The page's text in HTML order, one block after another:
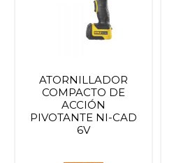
ATORNILLADOR
COMPACTO DE
ACCIÓN
PIVOTANTE NI-CAD
6V